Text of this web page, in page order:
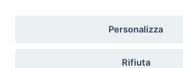
Scrivi a: cnvf@chiesacattolica.itPersonalizza
Rifiuta